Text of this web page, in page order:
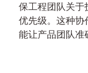
保工程团队关于
优先级。这种协
能让产品团队准